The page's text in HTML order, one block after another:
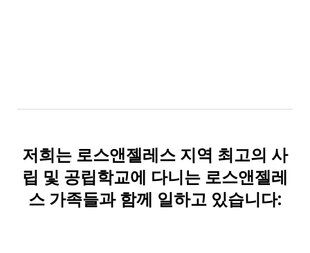
저희는 로스앤젤레스 지역 최고의 사
립 및 공립학교에 다니는 로스앤젤레
스 가족들과 함께 일하고 있습니다: